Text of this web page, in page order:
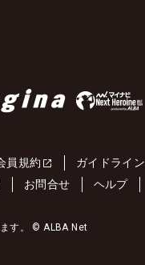
員規約 ガイドライン
お問合せ ヘルプ
す。 © ALBA Net